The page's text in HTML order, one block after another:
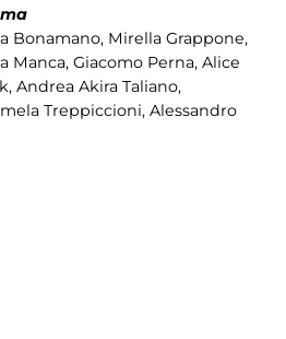
Bonamano, Mirella Grappone,
Manca, Giacomo Perna, Alice
Andrea Akira Taliano,
Treppiccioni, Alessandro